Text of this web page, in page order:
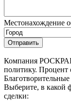
Местонахождение
Компания
политику. Процент
Выберите, в какой
сделки: